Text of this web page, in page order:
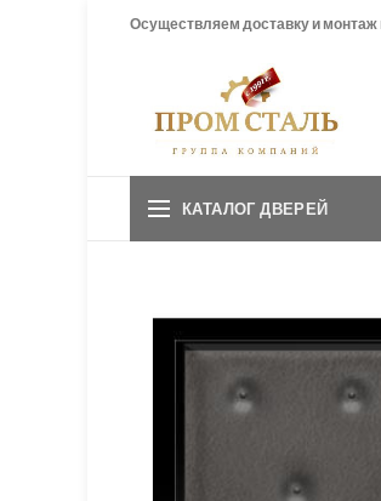
Осуществляем доставку и монтаж
КАТАЛОГ ДВЕРЕЙ